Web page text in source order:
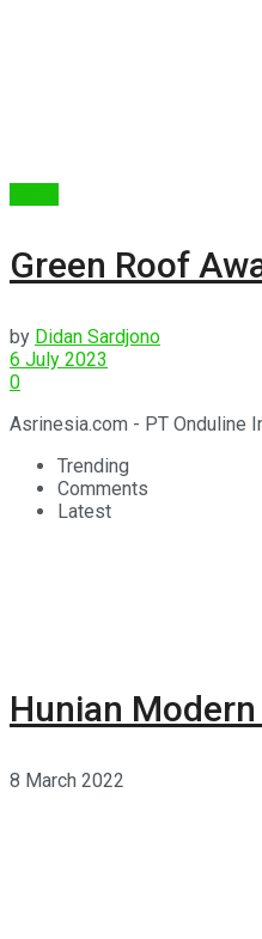
Green Roof
by Didan Sardjono
6 July 2023
0
Asrinesia.com - PT Onduline
Trending
Comments
Latest
Hunian
8 March 2022